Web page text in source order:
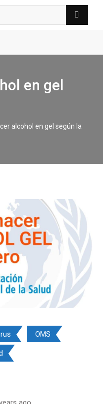
en gel
alcohol en gel según la
OMS